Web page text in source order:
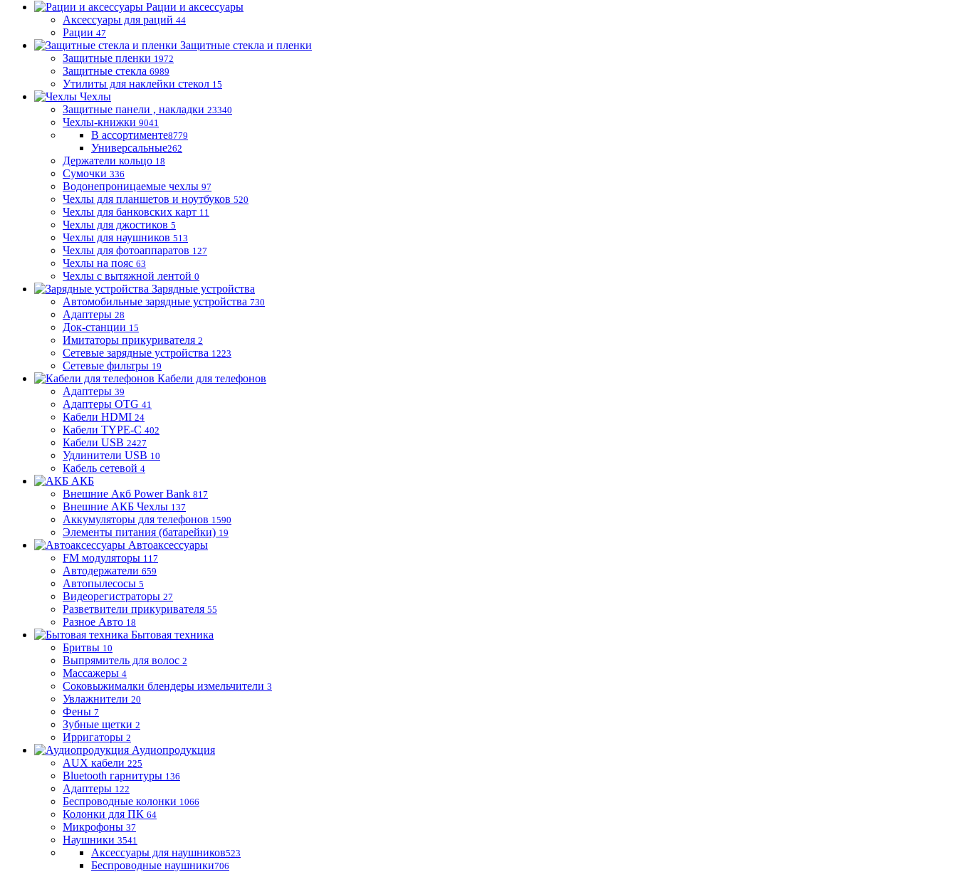
Рации и аксессуары
Аксессуары для раций 44
Рации 47
Защитные стекла и пленки
Защитные пленки 1972
Защитные стекла 6989
Утилиты для наклейки стекол 15
Чехлы
Защитные панели , накладки 23340
Чехлы-книжки 9041
В ассортименте8779
Универсальные262
Держатели кольцо 18
Сумочки 336
Водонепроницаемые чехлы 97
Чехлы для планшетов и ноутбуков 520
Чехлы для банковских карт 11
Чехлы для джостиков 5
Чехлы для наушников 513
Чехлы для фотоаппаратов 127
Чехлы на пояс 63
Чехлы с вытяжной лентой 0
Зарядные устройства
Автомобильные зарядные устройства 730
Адаптеры 28
Док-станции 15
Имитаторы прикуривателя 2
Сетевые зарядные устройства 1223
Сетевые фильтры 19
Кабели для телефонов
Адаптеры 39
Адаптеры OTG 41
Кабели HDMI 24
Кабели TYPE-C 402
Кабели USB 2427
Удлинители USB 10
Кабель сетевой 4
АКБ
Внешние Акб Power Bank 817
Внешние АКБ Чехлы 137
Аккумуляторы для телефонов 1590
Элементы питания (батарейки) 19
Автоаксессуары
FM модуляторы 117
Автодержатели 659
Автопылесосы 5
Видеорегистраторы 27
Разветвители прикуривателя 55
Разное Авто 18
Бытовая техника
Бритвы 10
Выпрямитель для волос 2
Массажеры 4
Соковыжималки блендеры измельчители 3
Увлажнители 20
Фены 7
Зубные щетки 2
Ирригаторы 2
Аудиопродукция
AUX кабели 225
Bluetooth гарнитуры 136
Адаптеры 122
Беспроводные колонки 1066
Колонки для ПК 64
Микрофоны 37
Наушники 3541
Аксессуары для наушников523
Беспроводные наушники706